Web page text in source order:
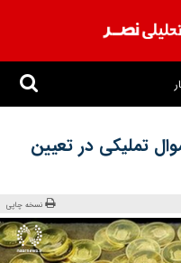
تملیکی در تعیین
نسخه چاپی